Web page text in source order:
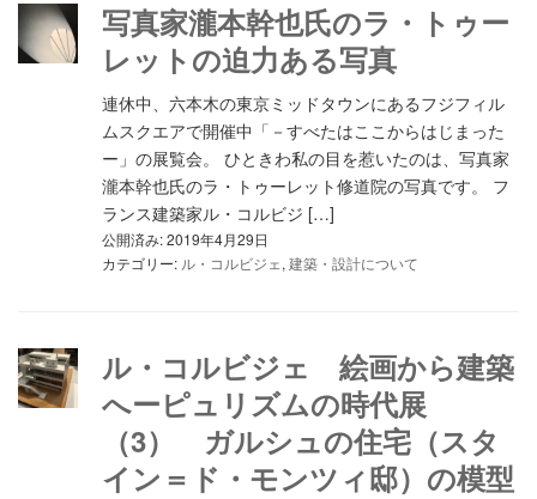
写真家瀧本幹也氏のラ・トゥー
レットの迫力ある写真
連休中、六本木の東京ミッドタウンにあるフジフィル
ムスクエアで開催中「－すべたはここからはじまった
ー」の展覧会。 ひときわ私の目を惹いたのは、写真家
瀧本幹也氏のラ・トゥーレット修道院の写真です。 フ
ランス建築家ル・コルビジ […]
公開済み: 2019年4月29日
カテゴリー: ル・コルビジェ, 建築・設計について
ル・コルビジェ 絵画から建築
へーピュリズムの時代展
（3） ガルシュの住宅（スタ
イン＝ド・モンツィ邸）の模型